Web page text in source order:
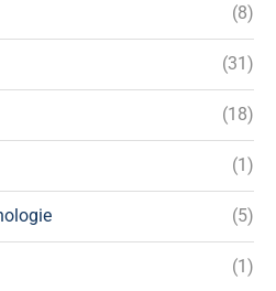
(8)
(31)
(18)
(1)
(5)
(1)